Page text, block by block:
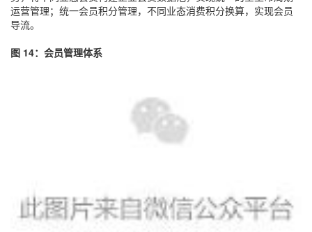
运营管理；统一会员积分管理，不同业态消费积分换算，实现会员
导流。
图 14：会员管理体系